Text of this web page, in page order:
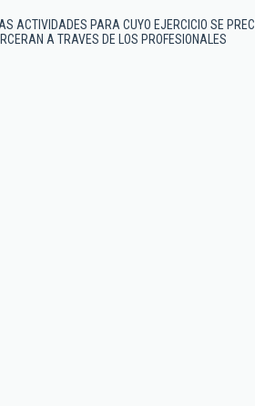
ACTIVIDADES PARA CUYO EJERCICIO SE
A TRAVES DE LOS PROFESIONALES